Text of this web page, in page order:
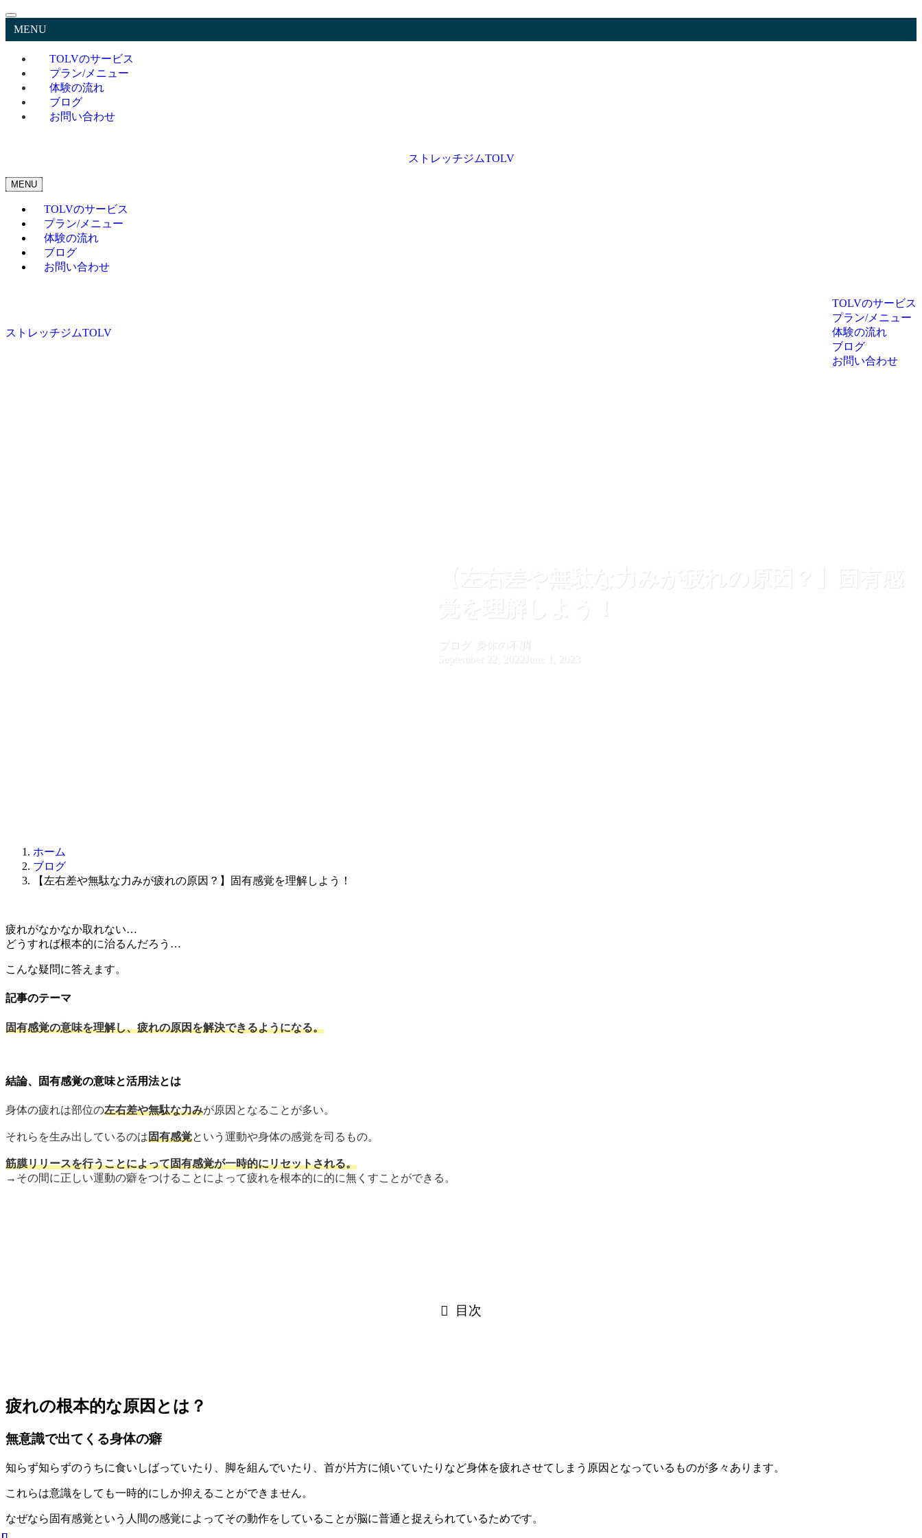
MENU
TOLVのサービス
プラン/メニュー
体験の流れ
ブログ
お問い合わせ
ストレッチジムTOLV
TOLVのサービス
プラン/メニュー
体験の流れ
ブログ
お問い合わせ
MENU
ストレッチジムTOLV
TOLVのサービス
プラン/メニュー
体験の流れ
ブログ
お問い合わせ
【左右差や無駄な力みが疲れの原因？】固有感
覚を理解しよう！
ブログ
身体の不調
September 22, 2022 June 1, 2023
ホーム
ブログ
【左右差や無駄な力みが疲れの原因？】固有感覚を理解しよう！
疲れがなかなか取れない…
どうすれば根本的に治るんだろう…
こんな疑問に答えます。
記事のテーマ
固有感覚の意味を理解し、疲れの原因を解決できるようになる。
結論、固有感覚の意味と活用法とは
身体の疲れは部位の左右差や無駄な力みが原因となることが多い。
それらを生み出しているのは固有感覚という運動や身体の感覚を司るもの。
筋膜リリースを行うことによって固有感覚が一時的にリセットされる。
→その間に正しい運動の癖をつけることによって疲れを根本的に的に無くすことができる。
目次
疲れの根本的な原因とは？
無意識で出てくる身体の癖
知らず知らずのうちに食いしばっていたり、脚を組んでいたり、首が片方に傾いていたりなど身体を疲れさせてしまう原因となっているものが多々あります。
これらは意識をしても一時的にしか抑えることができません。
なぜなら固有感覚という人間の感覚によってその動作をしていることが脳に普通と捉えられているためです。